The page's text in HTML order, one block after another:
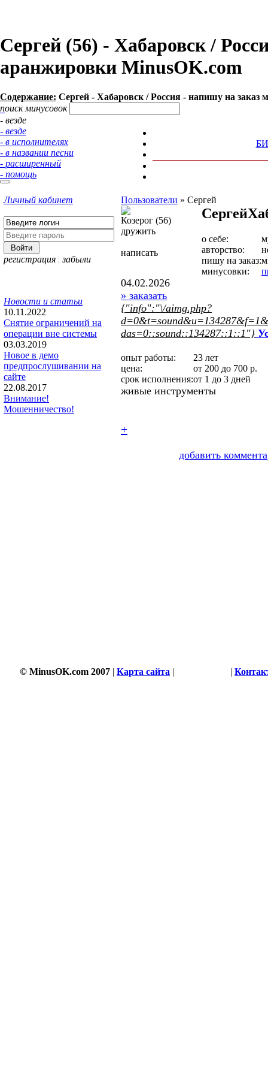
Сергей (56) - Хабаровск /
аранжировки MinusOK.com
Содержание: Сергей - Хабаровск / Россия - напишу на заказ
поиск минусовок
- везде
- везде
- в исполнителях
- в названии песни
- расширенный
- помощь
Личный кабинет
регистрация ¦ забыли
Новости и статьи
10.11.2022
Снятие ограничений на
операции вне системы
03.03.2019
Новое в демо
предпрослушивании на
сайте
22.08.2017
Внимание!
Мошенничество!
Пользователи » Сергей
Козерог (56)
дружить
написать
Сергей
о себе:
авторство:
пишу на заказ:
минусовки:
04.02.2026
» заказать
{"info":"\/aimg.php?
das=0::sound::134287::1::1"}
опыт работы:
23 лет
цена:
от 200 до 700 р.
срок исполнения:от 1 до 3 дней
живые инструменты
+
добавить
© MinusOK.com 2007 | Карта сайта | |